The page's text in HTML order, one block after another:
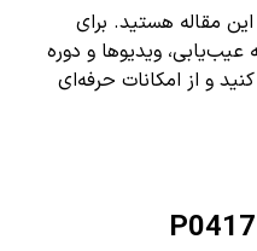
مقاله هستید. برای
ویدیوها و دوره
و از امکانات حرفه‌ای